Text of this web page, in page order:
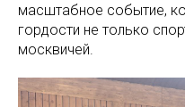
масштабное событие,
гордости не только
москвичей.